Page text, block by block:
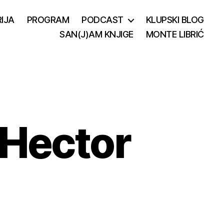
PROGRAM PODCAST
KLUPSKI BLOG
SAN(J)AM KNJIGE
MONTE LIBRIĆ